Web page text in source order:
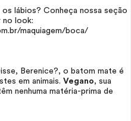
lábios? Conheça nossa seção
no look:
maquiagem/boca/
Berenice?, o batom mate é
em animais. Vegano, sua
nenhuma matéria-prima de